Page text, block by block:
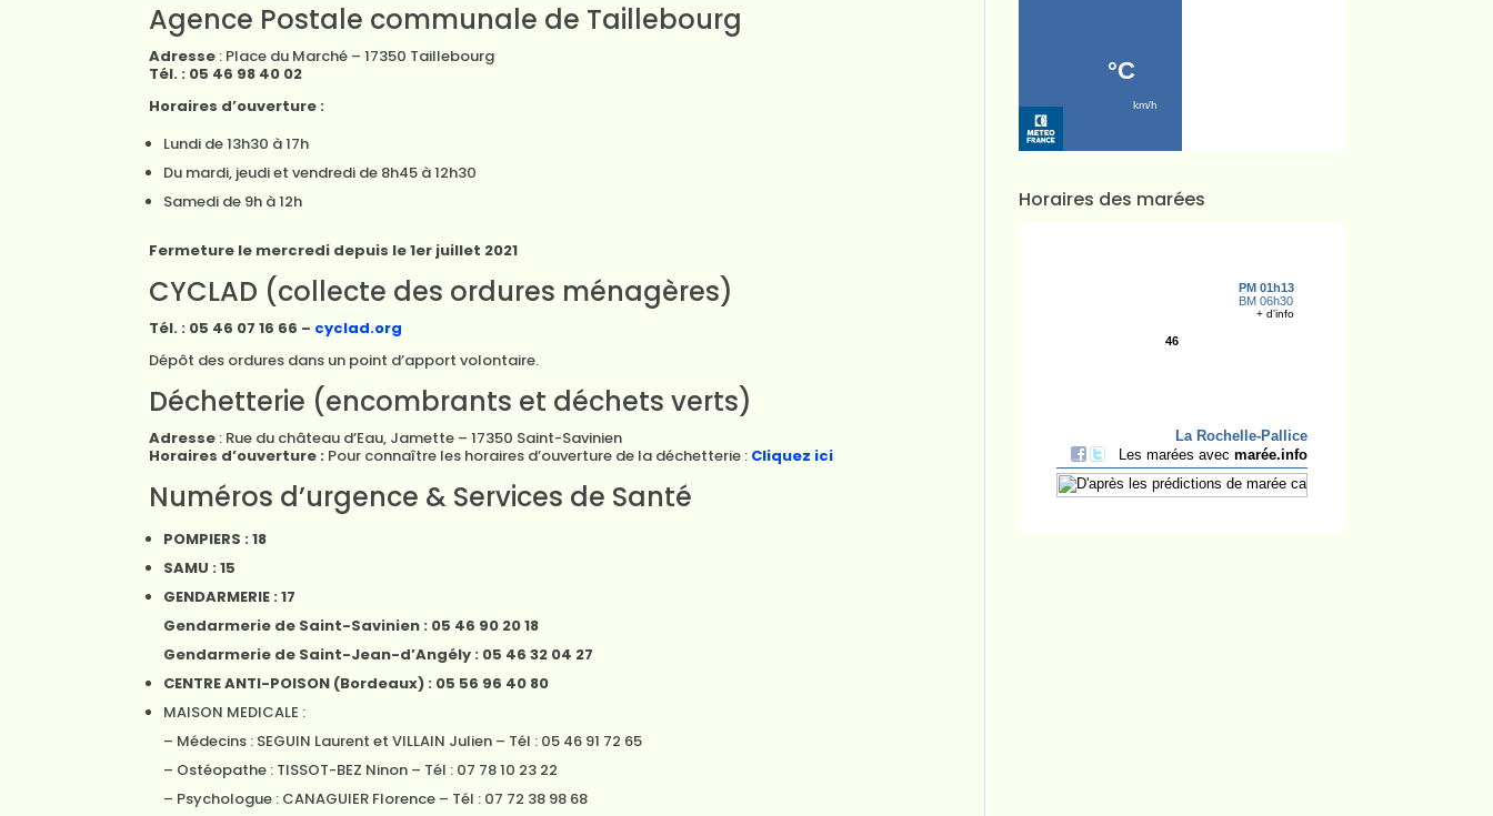
Agence Postale communale de Taillebourg
Adresse : Place du Marché – 17350 Taillebourg
Tél. : 05 46 98 40 02
Horaires d’ouverture :
Lundi de 13h30 à 17h
Du mardi, jeudi et vendredi de 8h45 à 12h30
Samedi de 9h à 12h
Fermeture le mercredi depuis le 1er juillet 2021
CYCLAD (collecte des ordures ménagères)
Tél. : 05 46 07 16 66 – cyclad.org
Dépôt des ordures dans un point d’apport volontaire.
Déchetterie (encombrants et déchets verts)
Adresse : Rue du château d’Eau, Jamette – 17350 Saint-Savinien
Horaires d’ouverture : Pour connaître les horaires d’ouverture de la déchetterie : Cliquez ici
Numéros d’urgence & Services de Santé
POMPIERS : 18
SAMU : 15
GENDARMERIE : 17
Gendarmerie de Saint-Savinien : 05 46 90 20 18
Gendarmerie de Saint-Jean-d’Angély : 05 46 32 04 27
CENTRE ANTI-POISON (Bordeaux) : 05 56 96 40 80
MAISON MEDICALE :
– Médecins : SEGUIN Laurent et VILLAIN Julien – Tél : 05 46 91 72 65
– Ostéopathe : TISSOT-BEZ Ninon – Tél : 07 78 10 23 22
– Psychologue : CANAGUIER Florence – Tél : 07 72 38 98 68
Horaires des marées